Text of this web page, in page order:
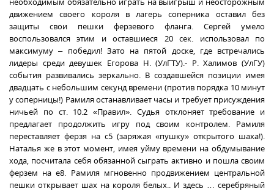
движением своего короля в лагерь соперника оставил без
защиты свои пешки ферзевого фланга. Сергей умело
воспользовался этим и оставшиеся 20 сек. использовал по
максимуму – победил! Зато на пятой доске, где встречались
лидеры среди девушек Егорова Н. (УлГТУ).- Р. Халимов (УлГУ)
события развивались зеркально. В создавшейся позиции имея
двадцать с небольшим секунд времени (против порядка 10 минут
у соперницы!) Рамиля останавливает часы и требует присуждения
ничьей по ст. 10.2 «Правил». Судья отклоняет требование и
предлагает продолжить игру под своим контролем. Рамиля
переставляет ферзя на с5 (заряжая «пушку» открытого шаха!).
Наталья же в этот момент, имея уйму времени на обдумывание
хода, посчитала себя обязанной сыграть активно и пошла своим
ферзем на е8. Рамиля мгновенно продвижением центральной
пешки открывает шах на короля белых.. И здесь … серебряный